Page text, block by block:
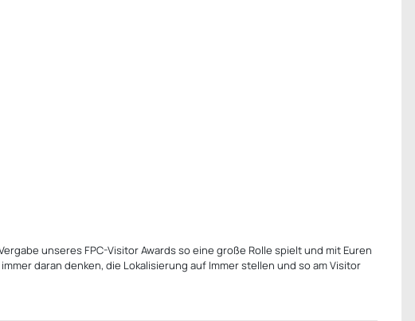
unseres FPC-Visitor Awards so eine große Rolle spielt und mit Euren
daran denken, die Lokalisierung auf Immer stellen und so am Visitor